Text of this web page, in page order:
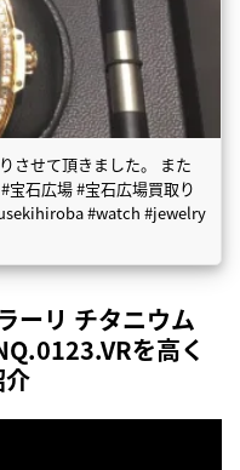
させて頂きました。 また
宝石広場 #宝石広場買取り
#watch #jewelry
ーリ チタニウム
を高く